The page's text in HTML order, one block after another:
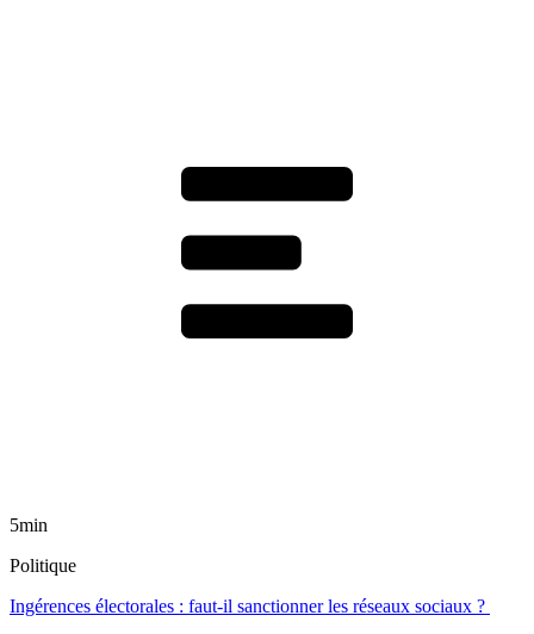
5min
Politique
Ingérences électorales : faut-il sanctionner les réseaux sociaux ?